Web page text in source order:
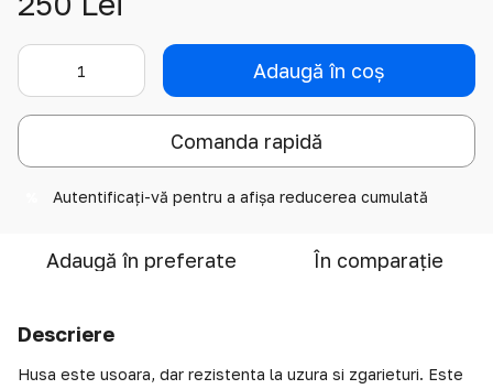
Adaugă în coș
Comanda rapidă
Autentificați-vă pentru a afișa reducerea cumulată
Adaugă în preferate În comparație
Descriere
Husa este usoara, dar rezistenta la uzura si zgarieturi. Este